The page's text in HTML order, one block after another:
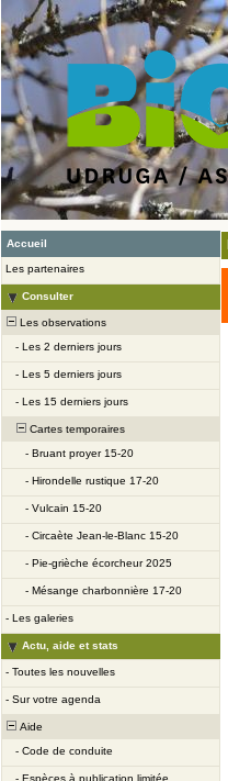
Accueil
Les partenaires
Consulter
Les observations
- Les 2 derniers jours
- Les 5 derniers jours
- Les 15 derniers jours
Cartes temporaires
- Bruant proyer 15-20
- Hirondelle rustique 17-20
- Vulcain 15-20
- Circaète Jean-le-Blanc 15-20
- Pie-grièche écorcheur 2025
- Mésange charbonnière 17-20
- Les galeries
Actu, aide et stats
- Toutes les nouvelles
- Sur votre agenda
Aide
- Code de conduite
- Espèces à publication limitée